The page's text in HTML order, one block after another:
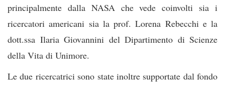
principalmente dalla NASA che vede coinvolti sia i
ricercatori americani sia la prof. Lorena Rebecchi e la
dott.ssa Ilaria Giovannini del Dipartimento di Scienze
della Vita di Unimore.
Le due ricercatrici sono state inoltre supportate dal fondo